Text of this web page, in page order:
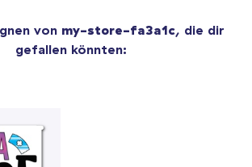
von my-store-fa3a1c, die dir
gefallen könnten: